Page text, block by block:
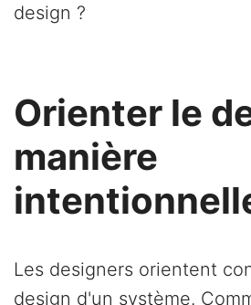
design ?
Orienter le
manière
Les designers orientent
design d'un système.